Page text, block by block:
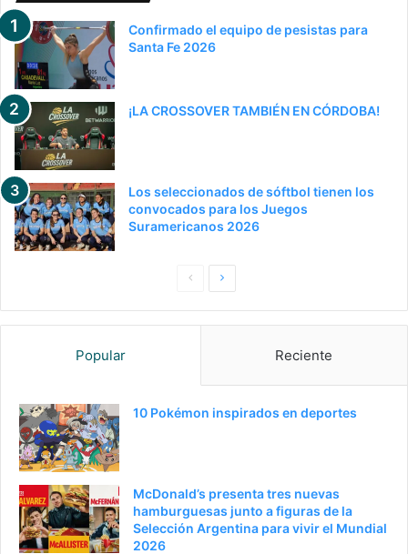
Confirmado el equipo de pesistas para
Santa Fe 2026
¡LA CROSSOVER TAMBIÉN EN CÓRDOBA!
Los seleccionados de sóftbol tienen los
convocados para los Juegos
Suramericanos 2026
PaginaSiguiente
Popular Reciente
10 Pokémon inspirados en deportes
McDonald’s presenta tres nuevas
hamburguesas junto a figuras de la
Selección Argentina para vivir el Mundial
2026